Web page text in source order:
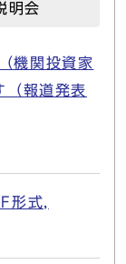
明会
機関投資家
（報道発表
形式,